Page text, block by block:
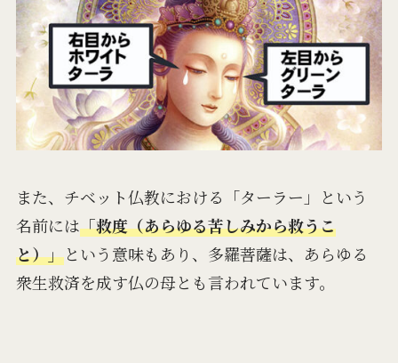
また、チベット仏教における「ターラー」という
名前には「救度（あらゆる苦しみから救うこ
と）」という意味もあり、多羅菩薩は、あらゆる
衆生救済を成す仏の母とも言われています。